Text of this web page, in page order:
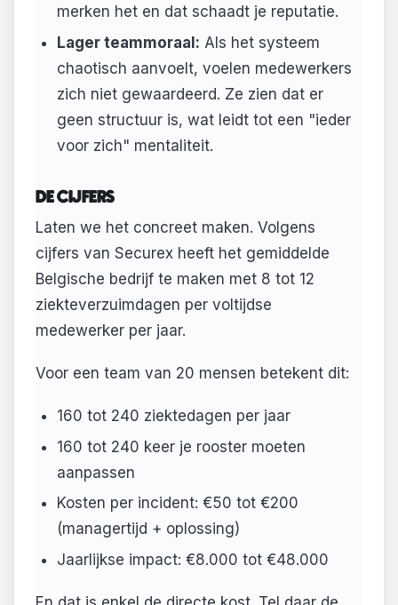
merken het en dat schaadt je reputatie.
Lager teammoraal: Als het systeem
chaotisch aanvoelt, voelen medewerkers
zich niet gewaardeerd. Ze zien dat er
geen structuur is, wat leidt tot een "ieder
voor zich" mentaliteit.
DE CIJFERS
Laten we het concreet maken. Volgens
cijfers van Securex heeft het gemiddelde
Belgische bedrijf te maken met 8 tot 12
ziekteverzuimdagen per voltijdse
medewerker per jaar.
Voor een team van 20 mensen betekent dit:
160 tot 240 ziektedagen per jaar
160 tot 240 keer je rooster moeten
aanpassen
Kosten per incident: €50 tot €200
(managertijd + oplossing)
Jaarlijkse impact: €8.000 tot €48.000